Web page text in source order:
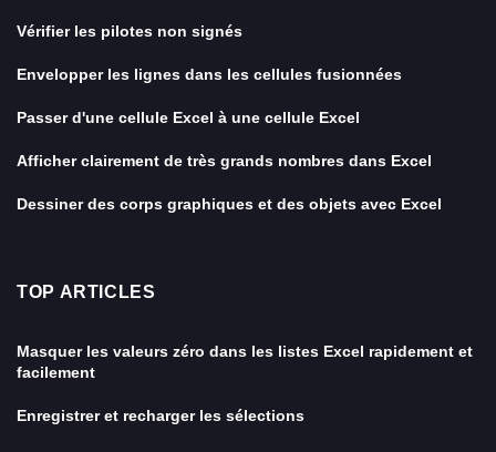
Vérifier les pilotes non signés
Envelopper les lignes dans les cellules fusionnées
Passer d'une cellule Excel à une cellule Excel
Afficher clairement de très grands nombres dans Excel
Dessiner des corps graphiques et des objets avec Excel
TOP ARTICLES
Masquer les valeurs zéro dans les listes Excel rapidement et
facilement
Enregistrer et recharger les sélections